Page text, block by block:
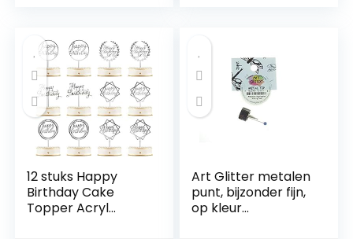
12 stuks Happy
Birthday Cake
Topper Acryl
Art Glitter metalen
punt, bijzonder fijn,
op kleur